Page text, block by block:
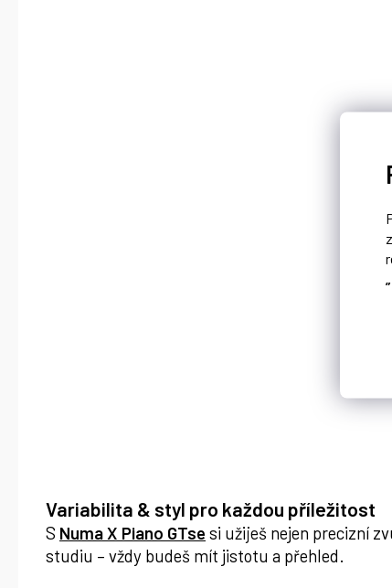
Variabilita & styl pro každou příležitost
S Numa X Piano GTse si užiješ nejen precizní
studiu – vždy budeš mít jistotu a přehled.